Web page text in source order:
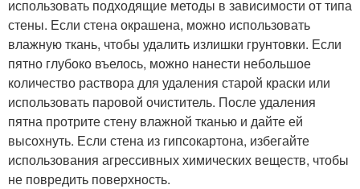
использовать подходящие методы в зависимости от типа
стены. Если стена окрашена, можно использовать
влажную ткань, чтобы удалить излишки грунтовки. Если
пятно глубоко въелось, можно нанести небольшое
количество раствора для удаления старой краски или
использовать паровой очиститель. После удаления
пятна протрите стену влажной тканью и дайте ей
высохнуть. Если стена из гипсокартона, избегайте
использования агрессивных химических веществ, чтобы
не повредить поверхность.